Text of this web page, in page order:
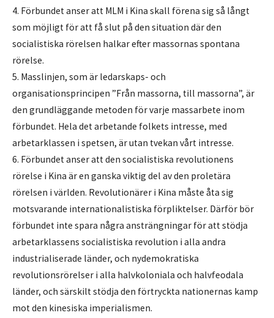
4. Förbundet anser att MLM i Kina skall förena sig så långt
som möjligt för att få slut på den situation där den
socialistiska rörelsen halkar efter massornas spontana
rörelse.
5. Masslinjen, som är ledarskaps- och
organisationsprincipen ”Från massorna, till massorna”, är
den grundläggande metoden för varje massarbete inom
förbundet. Hela det arbetande folkets intresse, med
arbetarklassen i spetsen, är utan tvekan vårt intresse.
6. Förbundet anser att den socialistiska revolutionens
rörelse i Kina är en ganska viktig del av den proletära
rörelsen i världen. Revolutionärer i Kina måste åta sig
motsvarande internationalistiska förpliktelser. Därför bör
förbundet inte spara några ansträngningar för att stödja
arbetarklassens socialistiska revolution i alla andra
industrialiserade länder, och nydemokratiska
revolutionsrörelser i alla halvkoloniala och halvfeodala
länder, och särskilt stödja den förtryckta nationernas kamp
mot den kinesiska imperialismen.